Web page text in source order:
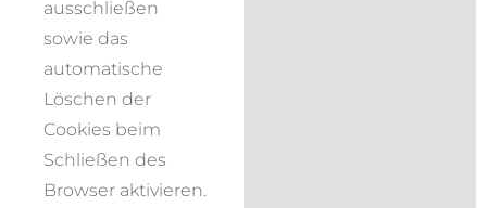
ausschließen
sowie das
automatische
Löschen der
Cookies beim
Schließen des
Browser aktivieren.